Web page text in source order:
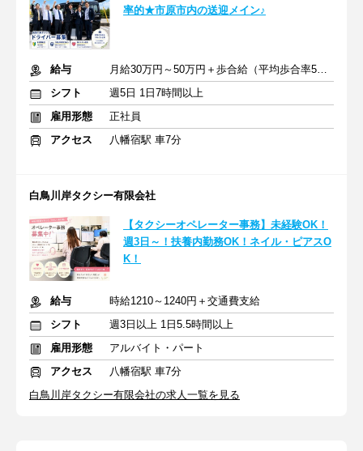
率的★市原市内の送迎メイン♪
給与
月給30万円～50万円＋歩合給（平均歩合率50％以上）
シフト
週5日 1日7時間以上
雇用形態
正社員
アクセス
八幡宿駅 車7分
白鳥川岸タクシー有限会社
【タクシーオペレーター事務】未経験OK！
週3日～！扶養内勤務OK！ネイル・ピアスO
K！
給与
時給1210～1240円＋交通費支給
シフト
週3日以上 1日5.5時間以上
雇用形態
アルバイト・パート
アクセス
八幡宿駅 車7分
白鳥川岸タクシー有限会社の求人一覧を見る